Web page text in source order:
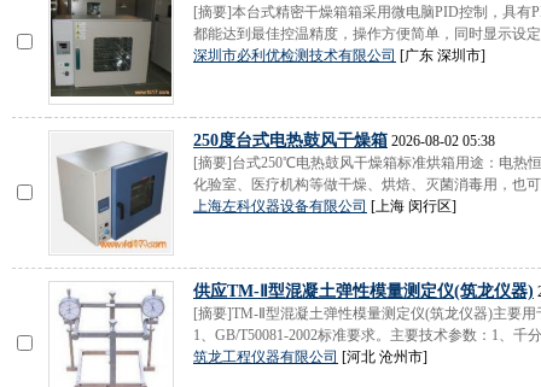
[摘要]本台式精密干燥箱箱采用微电脑PID控制，具
都能达到最佳控温精度，操作方便简单，同时显示设
深圳市必利优检测技术有限公司 [广东 深圳市]
250度台式电热鼓风干燥箱 2026-08-02 05:38
[摘要]台式250℃电热鼓风干燥箱标准烘箱用途：电热
化验室、医疗机构等做干燥、烘焙、灭菌消毒用，也
上海左科仪器设备有限公司 [上海 闵行区]
供应TM-Ⅱ型混凝土弹性模量测定仪(筑龙仪器)
[摘要]TM-Ⅱ型混凝土弹性模量测定仪(筑龙仪器)主要
1、GB/T50081-2002标准要求。主要技术参数：1、千
筑龙工程仪器有限公司 [河北 沧州市]